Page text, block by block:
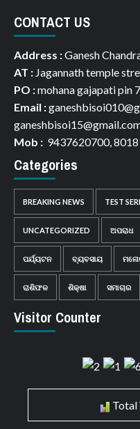
CONTACT US
Address :Ganesh
AT : Jagannath temple
PO :mohana gajapati pin
Email :
Mob : 9437620700,
Categories
BREAKING NEWS TEST
UNCATEGORIZED ଅପରାଧ
ପର୍ଯ୍ୟଟନ ବ୍ୟବସାୟ
ରାଶିଫଳ ଶିକ୍ଷା ସମାଚାର
Visitor Counter
Total